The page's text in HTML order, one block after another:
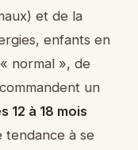
et de la
enfants en
normal », de
un
12 à 18 mois
tendance à se